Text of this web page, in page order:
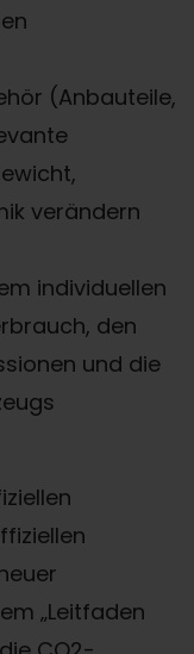
(Anbauteile,
verändern
individuellen
den
und die
„Leitfaden